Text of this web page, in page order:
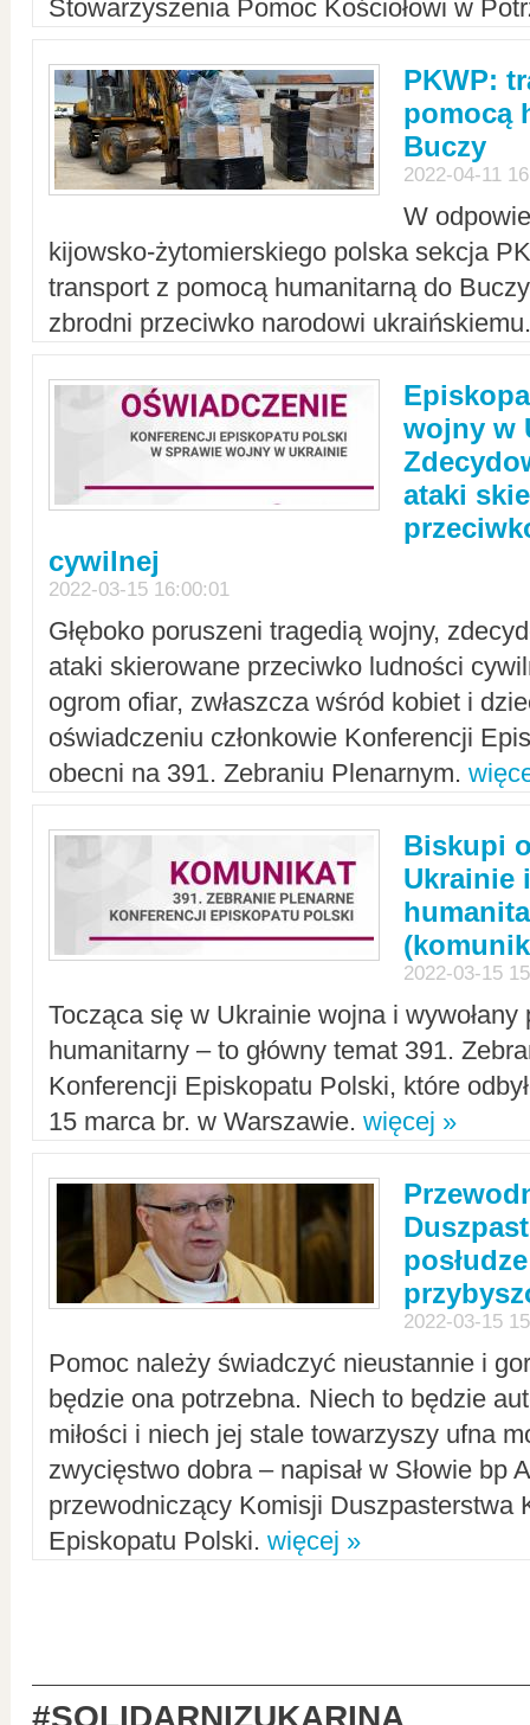
Stowarzyszenia Pomoc Kościołowi w
PKWP:
pomocą
Buczy
2022-04-11
W
kijowsko-żytomierskiego polska sekcja
transport z pomocą humanitarną do
zbrodni przeciwko narodowi
wojny w
ataki
cywilnej
2022-03-15 16:00:01
Głęboko poruszeni tragedią wojny,
ataki skierowane przeciwko ludności
ogrom ofiar, zwłaszcza wśród kobiet i
oświadczeniu członkowie Konferencji
obecni na 391. Zebraniu Plenarnym.
Biskupi
Ukrainie
2022-03-15
Tocząca się w Ukrainie wojna i
humanitarny – to główny temat 391.
Konferencji Episkopatu Polski, które
15 marca br. w Warszawie. więcej »
2022-03-15
Pomoc należy świadczyć nieustannie i
będzie ona potrzebna. Niech to będzie
miłości i niech jej stale towarzyszy ufna
zwycięstwo dobra – napisał w Słowie bp
przewodniczący Komisji Duszpasterstwa
Episkopatu Polski. więcej »